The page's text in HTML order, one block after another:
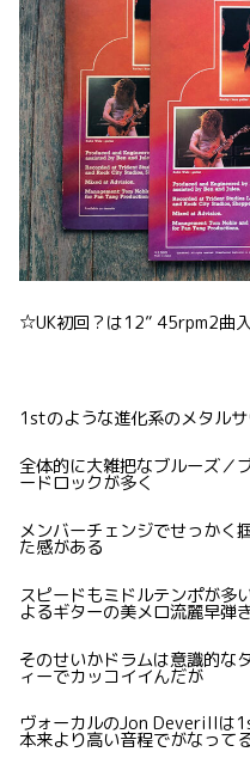
☆UK初回？は12” 45rpm2曲
1stのような進化系のメタル
全体的に大雑把なブルーズ／
ードロックが多く
メンバーチェンジでせっかく
た感がある
スピードもミドルテンポが多
よるギターの美メロ流麗早弾
そのせいかドラムは意識的な
ィーでカッコイイんだが
ヴォーカルのJon Deverillは
本来より高い音程でがなって